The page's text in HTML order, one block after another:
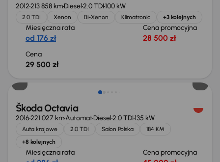
2012213 858 kmDiesel2.0 TDI100 kW
2.0 TDI Xenon Bi-Xenon Klimatronic +3 kolejnych
Miesięczna rata
od 176 zł
Cena promocyjna
28 500 zł
Cena
29 500 zł
Škoda Octavia
2016221 027 kmAutomatDiesel2.0 TDI135 kW
Auta krajowe 2.0 TDI Salon Polska
184 KM
+8 kolejnych
Miesięczna rata Cena promocyjna